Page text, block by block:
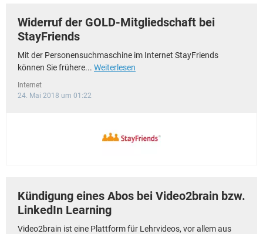
Widerruf der GOLD-Mitgliedschaft bei
StayFriends
Mit der Personensuchmaschine im Internet StayFriends
können Sie frühere... Weiterlesen
Internet
24. Mai 2018 um 01:22
Kündigung eines Abos bei Video2brain bzw.
LinkedIn Learning
Video2brain ist eine Plattform für Lehrvideos, vor allem aus